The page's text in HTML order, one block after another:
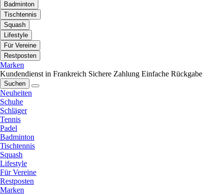
Badminton
Tischtennis
Squash
Lifestyle
Für Vereine
Restposten
Marken
Kundendienst in Frankreich Sichere Zahlung Einfache Rückgabe
Suchen
Neuheiten
Schuhe
Schläger
Tennis
Padel
Badminton
Tischtennis
Squash
Lifestyle
Für Vereine
Restposten
Marken